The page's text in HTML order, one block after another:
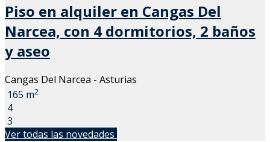
Piso en alquiler en Cangas Del
Narcea, con 4 dormitorios, 2 baños
y aseo
Cangas Del Narcea - Asturias
165 m2
4
3
Ver todas las novedades